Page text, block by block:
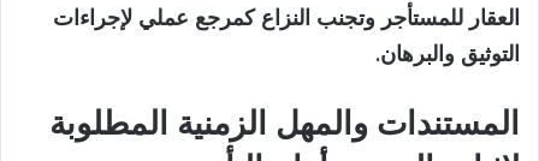
العقار للمستأجر وتجنب النزاع كمرجع عملي لإجراءات
التوثيق والبرهان.
المستندات والمهل الزمنية المطلوبة